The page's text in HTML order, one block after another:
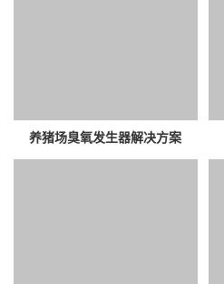
养猪场臭氧发生器解决方案